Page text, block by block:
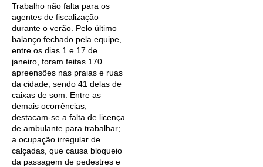
Trabalho não falta para os
agentes de fiscalização
durante o verão. Pelo último
balanço fechado pela equipe,
entre os dias 1 e 17 de
janeiro, foram feitas 170
apreensões nas praias e ruas
da cidade, sendo 41 delas de
caixas de som. Entre as
demais ocorrências,
destacam-se a falta de licença
de ambulante para trabalhar;
a ocupação irregular de
calçadas, que causa bloqueio
da passagem de pedestres e